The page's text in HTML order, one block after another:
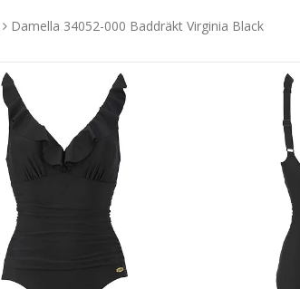
Damella 34052-000 Baddräkt Virginia Black